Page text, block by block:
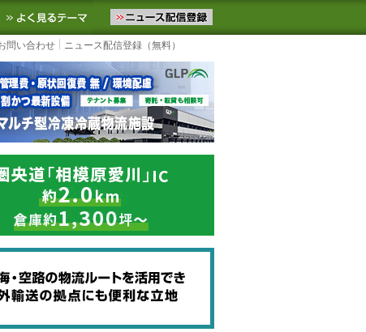
ースをお届けします。物流ニュースメール配信を登録す
お気に入りに追加 よく見るテーマ
問い合わせ ニュース配信登録（無料）